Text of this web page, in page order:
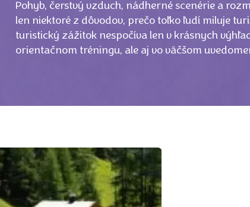
Pohyb, čerstvý vzduch, nádherné scenérie a
len niektoré z dôvodov, prečo toľko ľudí miluje
turistický zážitok nespočíva len v krásnych
orientačnom tréningu, ale aj vo väčšom